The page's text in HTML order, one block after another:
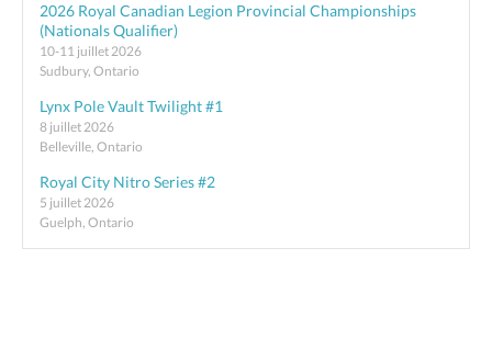
2026 Royal Canadian Legion Provincial Championships
(Nationals Qualifier)
10-11 juillet 2026
Sudbury, Ontario
Lynx Pole Vault Twilight #1
8 juillet 2026
Belleville, Ontario
Royal City Nitro Series #2
5 juillet 2026
Guelph, Ontario